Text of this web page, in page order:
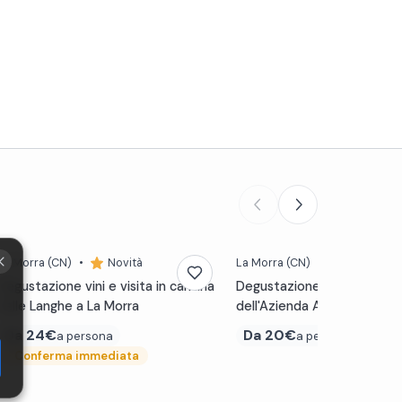
Morra (CN) • Novità
Degustazione vini e visita in cantina
nelle Langhe a La Morra
24€a persona
Conferma immediata
La Morra (CN)
Degustazione di Barolo e
dell'Azienda Agricola
Da 20€a persona